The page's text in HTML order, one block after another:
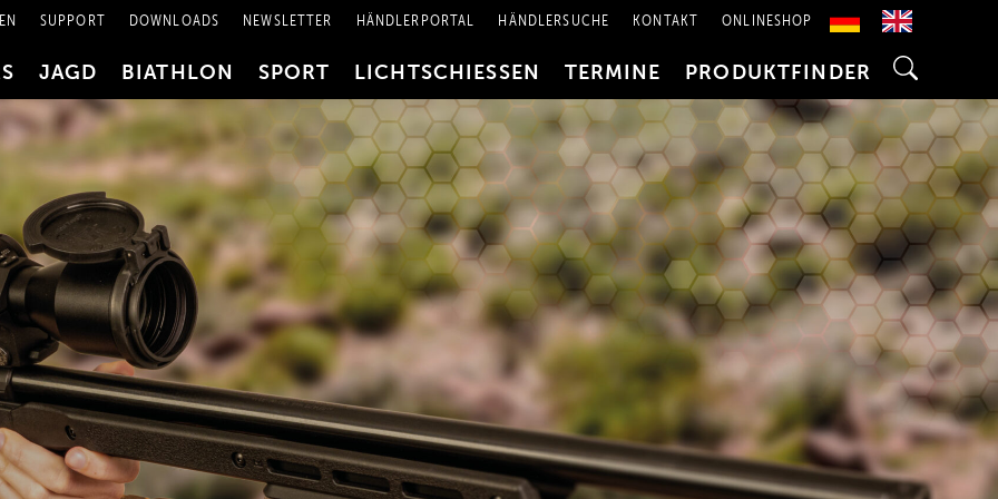
SUPPORT DOWNLOADS NEWSLETTER HÄNDLERPORTAL HÄNDLERSUCHE KONTAKT ONLINESHOP
JAGD BIATHLON SPORT LICHTSCHIESSEN TERMINE PRODUKTFINDER